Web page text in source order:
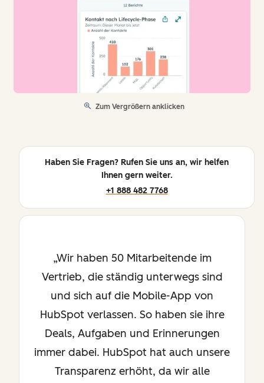
Zum Vergrößern anklicken
Haben Sie Fragen? Rufen Sie uns an, wir helfen
Ihnen gern weiter.
+1 888 482 7768
Wir haben 50 Mitarbeitende im
Vertrieb, die ständig unterwegs sind
und sich auf die Mobile-App von
HubSpot verlassen. So haben sie ihre
Deals, Aufgaben und Erinnerungen
immer dabei. HubSpot hat auch unsere
Transparenz erhöht, da wir alle